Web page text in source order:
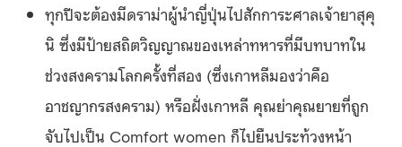
ทุกปีจะต้องมีดราม่าผู้นำญี่ปุ่นไปสักการะศาลเจ้ายาสุคุ
นิ ซึ่งมีป้ายสถิตวิญญาณของเหล่าทหารที่มีบทบาทใน
ช่วงสงครามโลกครั้งที่สอง (ซึ่งเกาหลีมองว่าคือ
อาชญากรสงคราม) หรือฝั่งเกาหลี คุณย่าคุณยายที่ถูก
จับไปเป็น Comfort women ก็ไปยืนประท้วงหน้า